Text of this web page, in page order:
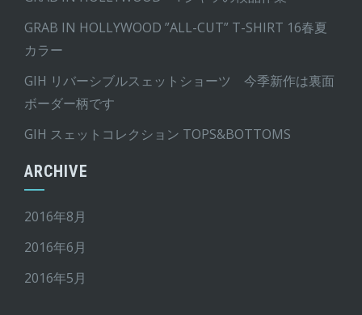
GRAB IN HOLLYWOOD ”ALL-CUT” T-SHIRT 16春夏
カラー
GIH リバーシブルスェットショーツ 今季新作は裏面
ボーダー柄です
GIH スェットコレクション TOPS&BOTTOMS
ARCHIVE
2016年8月
2016年6月
2016年5月